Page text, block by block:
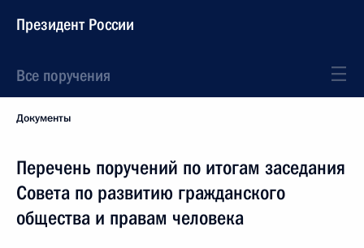
Президент России
Все поручения
Документы
Перечень поручений по итогам заседания
Совета по развитию гражданского
общества и правам человека